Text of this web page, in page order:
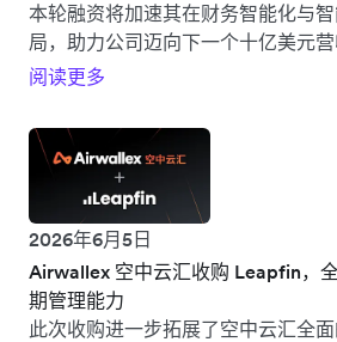
本轮融资将加速其在财务智能化与
局，助力公司迈向下一个十亿美元
阅读更多
2026年6月5日
Airwallex 空中云汇收购 Leapfin，
期管理能力
此次收购进一步拓展了空中云汇全